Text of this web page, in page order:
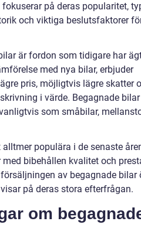
på deras popularitet,
och viktiga beslutsfaktorer
är fordon som tidigare har
med nya bilar, erbjuder
pris, möjligtvis lägre skatter
i värde. Begagnade
som småbilar,
populära i de senaste
bibehållen kvalitet och
av begagnade bilar
på deras stora efterfrågan.
om